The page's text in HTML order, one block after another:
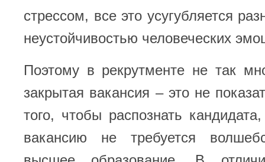
стрессом, все это усугубляется
неустойчивостью человеческих
Поэтому в рекрутменте не так
закрытая вакансия – это не
того, чтобы распознать
вакансию не требуется